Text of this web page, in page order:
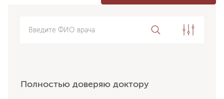
Полностью доверяю доктору
Введите ФИО врача